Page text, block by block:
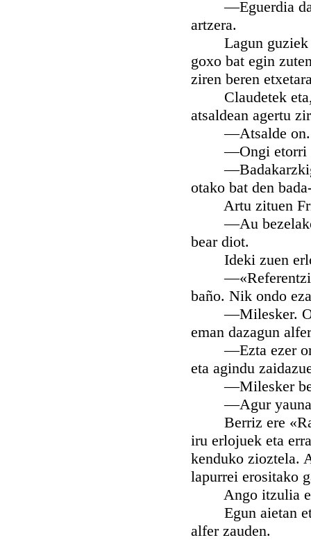
—Eguerdia da.
artzera.
Lagun guziek
goxo bat egin
ziren beren
Claudetek eta,
atsaldean agertu
—Atsalde on.
—Ongi etorri
—Badakarzkigu
otako bat den
Artu zituen
—Au bezelakoa
bear diot.
Ideki zuen
—«Referentzia»
baño. Nik ondo
—Milesker. Orai
eman dazagun
—Ezta ezer
eta agindu
—Milesker
—Agur yaunak.
Berriz ere
iru erlojuek eta
kenduko zioztela.
lapurrei erositako
Ango itzulia
Egun aietan
alfer zauden.